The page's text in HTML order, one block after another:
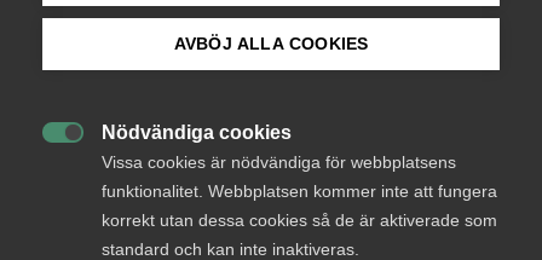
AVBÖJ ALLA COOKIES
Nödvändiga cookies
Vissa cookies är nödvändiga för webbplatsens
funktionalitet. Webbplatsen kommer inte att fungera
korrekt utan dessa cookies så de är aktiverade som
standard och kan inte inaktiveras.
Logga in på Arbetsgivarguiden
Sök på almega.se
Svar senast